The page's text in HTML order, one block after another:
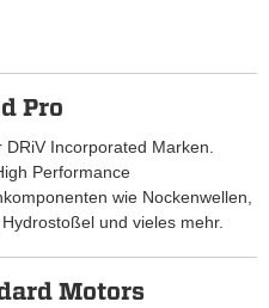
Pro
DRiV Incorporated Marken.
Performance
wie Nockenwellen,
und vieles mehr.
Motors